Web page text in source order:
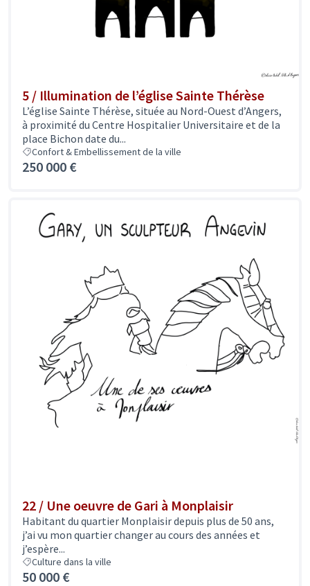
5 / Illumination de l’église Sainte Thérèse
L’église Sainte Thérèse, située au Nord-Ouest d’Angers,
à proximité du Centre Hospitalier Universitaire et de la
place Bichon date du...
Confort & Embellissement de la ville
250 000 €
22 / Une oeuvre de Gari à Monplaisir
Habitant du quartier Monplaisir depuis plus de 50 ans,
j’ai vu mon quartier changer au cours des années et
j’espère...
Culture dans la ville
50 000 €